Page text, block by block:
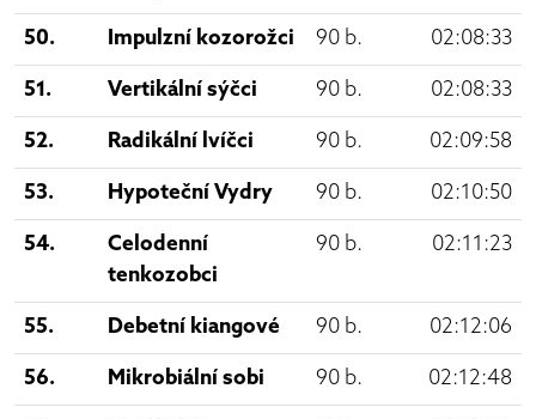
50. Impulzní kozorožci 90 b. 02:08:33
51. Vertikální sýčci 90 b. 02:08:33
52. Radikální lvíčci 90 b. 02:09:58
53. Hypoteční Vydry 90 b. 02:10:50
54.
Celodenní
tenkozobci
90 b. 02:11:23
55. Debetní kiangové 90 b. 02:12:06
56. Mikrobiální sobi 90 b. 02:12:48